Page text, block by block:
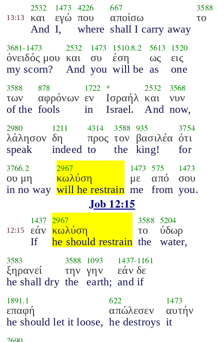
13:13
2532
και
And
1473
εγώ
I,
4226
που
where
667
αποίσω
shall I carry away
3588
το
3681-1473
όνειδός μου
my scorn?
2532
και
And
1473
συ
you
1510.8.2
έση
will be
5613
ως
as
1520
εις
one
3588
των
of the
878
αφρόνων
fools
1722
εν
in
*
Ισραήλ
Israel.
2532
και
And
3568
νυν
now,
2980
λάλησον
speak
1211
δη
indeed
4314
προς
to
3588
τον
the
935
βασιλέα
king!
3754
ότι
for
3766.2
ου μη
in no way
2967
κωλύση
will he restrain
1473
με
me
575
από
from
1473
σου
you.
Job 12:15
12:15
1437
εάν
If
2967
κωλύση
he should restrain
3588
το
the
5204
ύδωρ
water,
3583
ξηρανεί
he shall dry
3588
την
the
1093
γην
earth;
1437-1161
εάν δε
and if
1891.1
επαφή
he should let it loose,
622
απώλεσεν
he destroys
1473
αυτήν
it